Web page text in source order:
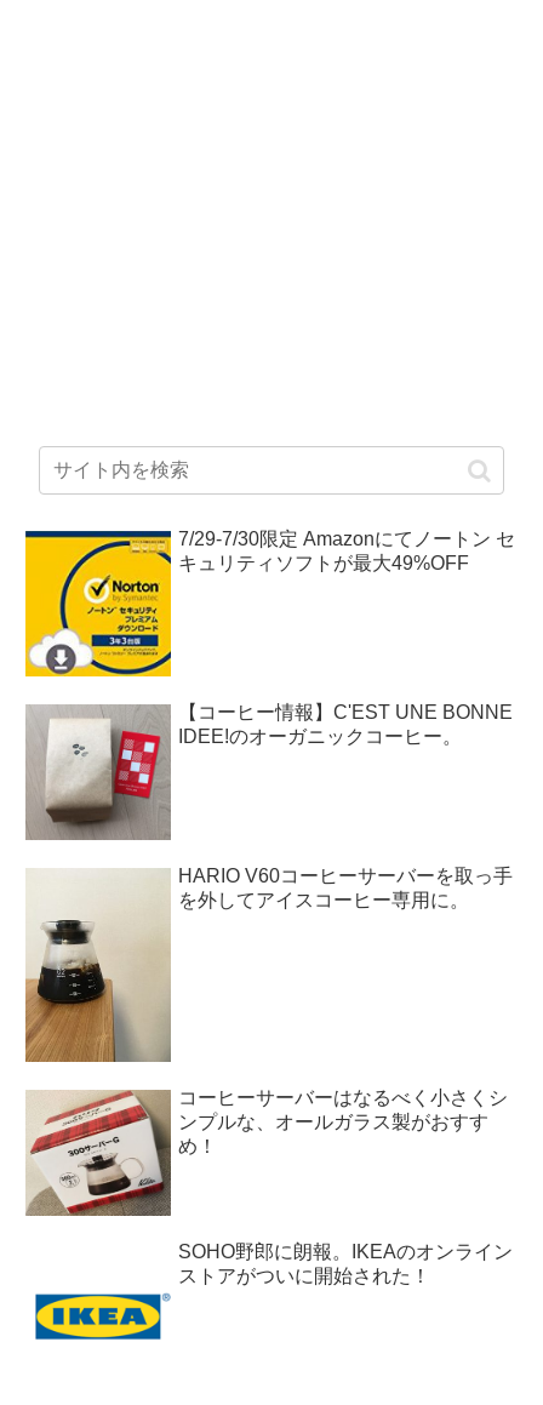
7/29-7/30限定 Amazonにてノートン セ
キュリティソフトが最大49%OFF
【コーヒー情報】C'EST UNE BONNE
IDEE!のオーガニックコーヒー。
HARIO V60コーヒーサーバーを取っ手
を外してアイスコーヒー専用に。
コーヒーサーバーはなるべく小さくシ
ンプルな、オールガラス製がおすす
め！
SOHO野郎に朗報。IKEAのオンライン
ストアがついに開始された！